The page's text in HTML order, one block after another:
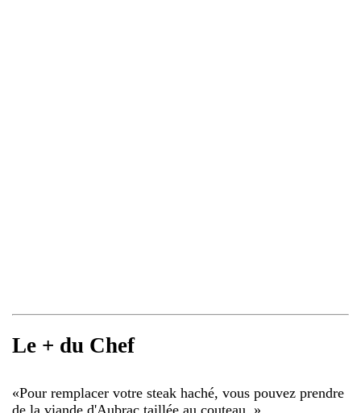
Le + du Chef
«Pour remplacer votre steak haché, vous pouvez prendre
de la viande d'Aubrac taillée au couteau. »